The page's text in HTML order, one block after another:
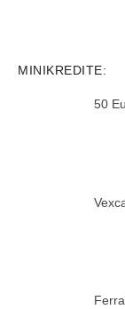
MINIKREDITE:
50